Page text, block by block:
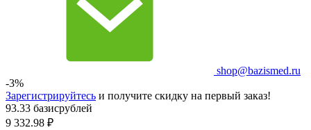
shop@bazismed.ru
-3%
Зарегистрируйтесь и получите скидку на первый заказ!
93.33 базисрублей
9 332.98 ₽